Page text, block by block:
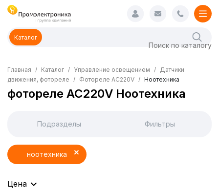
Каталог
Главная Каталог Управление освещением
Датчики
движения, фотореле
Фотореле AC220V Ноотехника
фотореле AC220V Ноотехника
Подразделы Фильтры
ноотехника
Цена